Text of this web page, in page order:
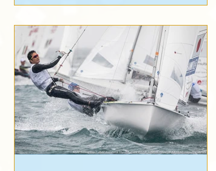
についての協力お願い PDF ・葉山港の場内図